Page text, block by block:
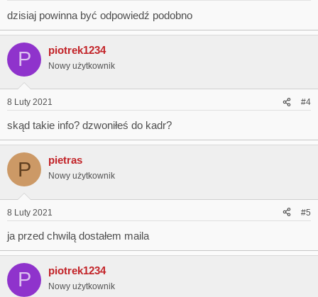
dzisiaj powinna być odpowiedź podobno
P piotrek1234
Nowy użytkownik
8 Luty 2021 #4
skąd takie info? dzwoniłeś do kadr?
P pietras
Nowy użytkownik
8 Luty 2021 #5
ja przed chwilą dostałem maila
P piotrek1234
Nowy użytkownik